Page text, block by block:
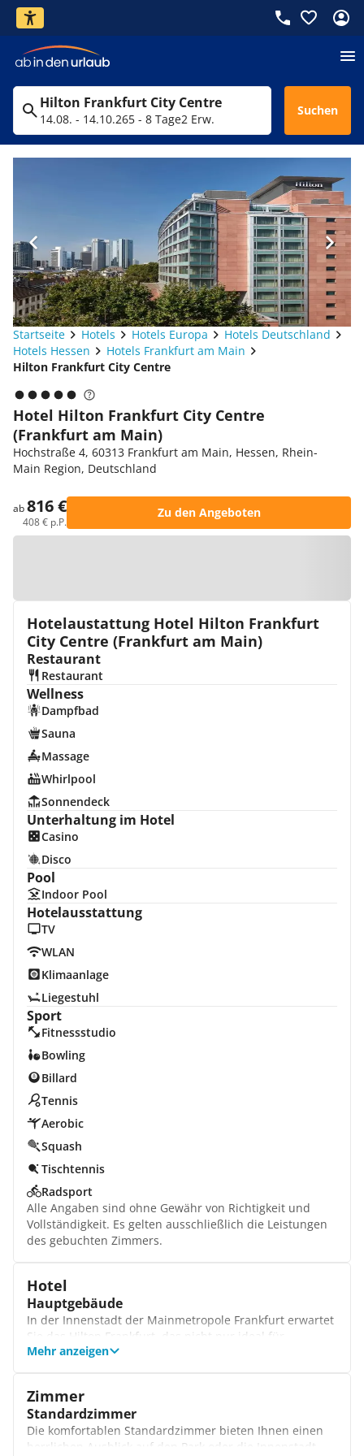
Hilton Frankfurt City Centre
14.08. - 14.10.265 - 8 Tage2 Erw.
Suchen
Startseite Hotels Hotels Europa
Hotels Deutschland
Hotels Hessen
Hotels Frankfurt am Main
Hilton Frankfurt City Centre
Hotel Hilton Frankfurt City Centre
(Frankfurt am Main)
Hochstraße 4, 60313 Frankfurt am Main, Hessen, Rhein-
Main Region, Deutschland
ab816 €
408 € p.P.
Zu den Angeboten
Hotelaustattung Hotel Hilton Frankfurt
City Centre (Frankfurt am Main)
Restaurant
Restaurant
Wellness
Dampfbad
Sauna
Massage
Whirlpool
Sonnendeck
Unterhaltung im Hotel
Casino
Disco
Pool
Indoor Pool
Hotelausstattung
TV
WLAN
Klimaanlage
Liegestuhl
Sport
Fitnessstudio
Bowling
Billard
Tennis
Aerobic
Squash
Tischtennis
Radsport
Alle Angaben sind ohne Gewähr von Richtigkeit und
Vollständigkeit. Es gelten ausschließlich die Leistungen
des gebuchten Zimmers.
Hotel
Hauptgebäude
In der Innenstadt der Mainmetropole Frankfurt erwartet
Sie das Hilton Frankfurt, das nicht nur ideal für
Geschäftsreisende und Tagungsgäste ist, sondern auch
zu 585 Personen bietet, überzeugt das stilvolle Hotel mit
einem Spabereich und kulinarischen Höhepunkten.
Rezeption
Mehr anzeigen
Zimmer
Standardzimmer
Die komfortablen Standardzimmer bieten Ihnen einen
herrlichen Ausblick auf den Park oder die Innenstadt